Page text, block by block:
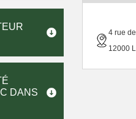
DANS
4 rue
12000